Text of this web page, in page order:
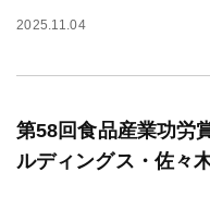
2025.11.04
第58回食品産業功労
ルディングス・佐々